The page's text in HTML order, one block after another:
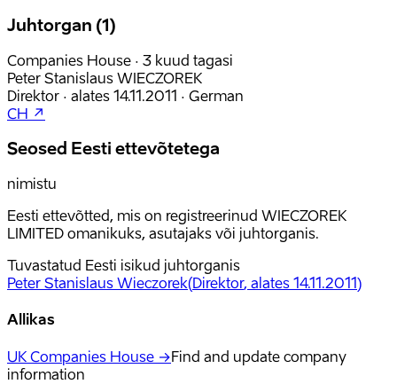
Juhtorgan (1)
Companies House · 3 kuud tagasi
Peter Stanislaus WIECZOREK
Direktor · alates 14.11.2011 · German
CH ↗
Seosed Eesti ettevõtetega
nimistu
Eesti ettevõtted, mis on registreerinud WIECZOREK
LIMITED omanikuks, asutajaks või juhtorganis.
Tuvastatud Eesti isikud juhtorganis
Peter Stanislaus Wieczorek(Direktor, alates 14.11.2011)
Allikas
UK Companies House →Find and update company
information